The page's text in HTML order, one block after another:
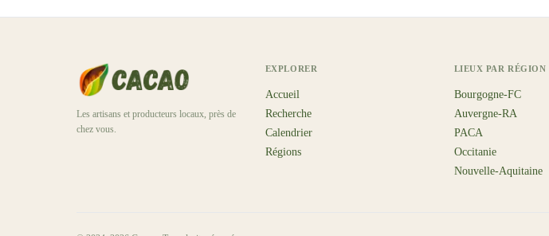
Les artisans et producteurs locaux, près de
chez vous.
EXPLORER
Accueil
Recherche
Calendrier
Régions
LIEUX PAR RÉGION
Bourgogne-FC
Auvergne-RA
PACA
Occitanie
Nouvelle-Aquitaine